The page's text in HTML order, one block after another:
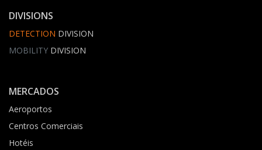
DIVISIONS
DETECTION DIVISION
MOBILITY DIVISION
MERCADOS
Aeroportos
Centros Comerciais
Hotéis